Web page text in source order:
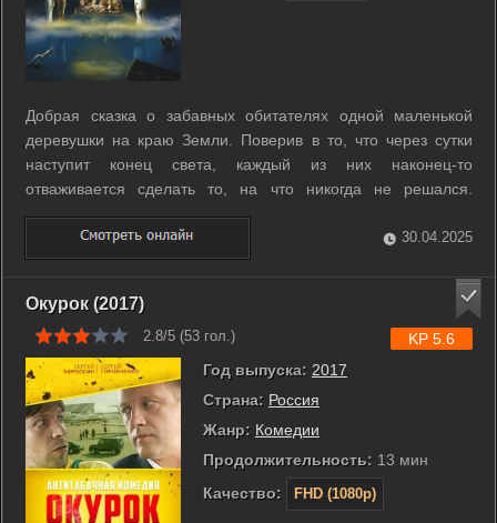
Добрая сказка о забавных обитателях одной маленькой
деревушки на краю Земли. Поверив в то, что через сутки
наступит конец света, каждый из них наконец-то
отваживается сделать то, на что никогда не решался.
Апокалипсис сдвигает их с привычных мест, но... так и не
происходит. И приходится милым чудакам заново учиться
любить, драться и выживать... ...
30.04.2025
Окурок (2017)
2.8/5 (53 гол.)
Год выпуска: 2017
Страна: Россия
Жанр: Комедии
Продолжительность: 13 мин
Качество:
FHD (1080p)
KP 5.6